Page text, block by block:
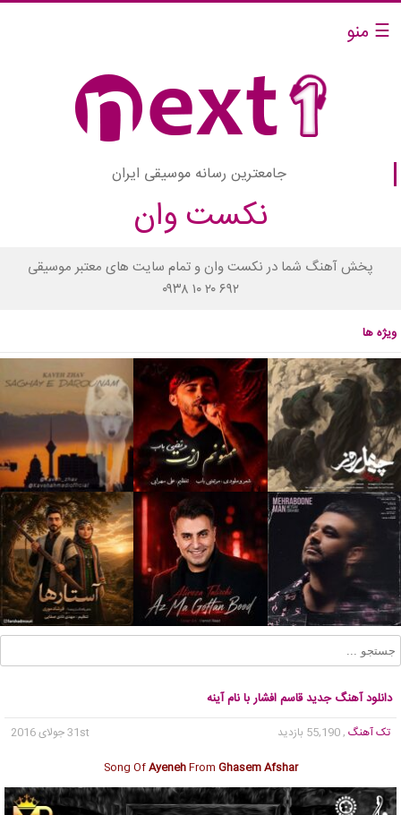
☰ منو
جامعترین رسانه موسیقی ایران
نکست وان
پخش آهنگ شما در نکست وان و تمام سایت های معتبر موسیقی
۰۹۳۸ ۱۰ ۲۰ ۶۹۲
ویژه ها
دانلود آهنگ جدید قاسم افشار با نام آینه
تک آهنگ , 55,190 بازدید
31st جولای 2016
Song OfAyenehFrom Ghasem Afshar